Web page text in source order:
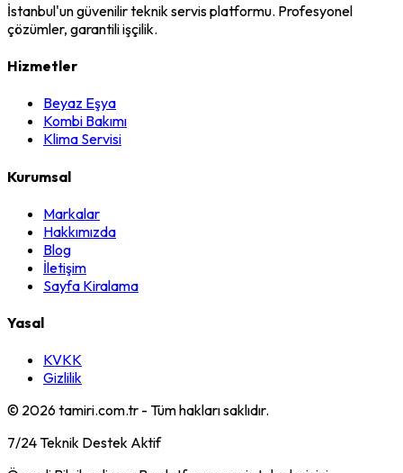
İstanbul'un güvenilir teknik servis platformu. Profesyonel
çözümler, garantili işçilik.
Hizmetler
Beyaz Eşya
Kombi Bakımı
Klima Servisi
Kurumsal
Markalar
Hakkımızda
Blog
İletişim
Sayfa Kiralama
Yasal
KVKK
Gizlilik
© 2026tamiri.com.tr - Tüm hakları saklıdır.
7/24 Teknik Destek Aktif